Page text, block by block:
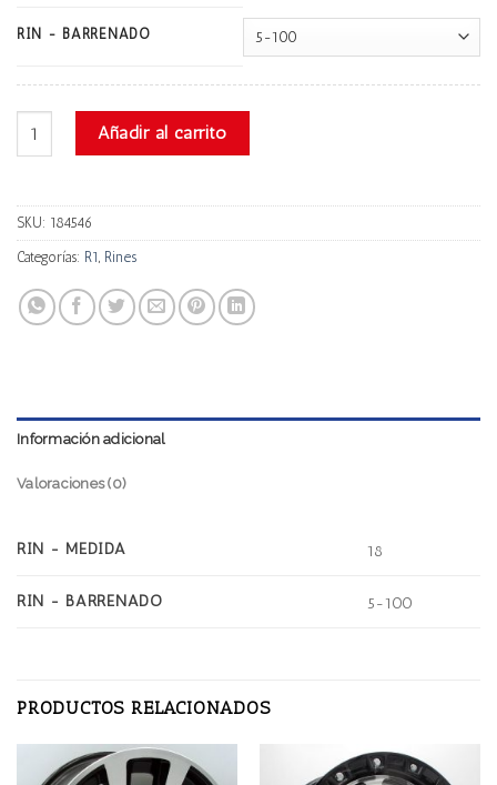
RIN - BARRENADO
R1 Qc1120 Progresivo cantidad
Añadir al carrito
SKU: 184546
Categorías: R1, Rines
Información adicional
Valoraciones (0)
RIN - MEDIDA 18
RIN - BARRENADO 5-100
PRODUCTOS RELACIONADOS